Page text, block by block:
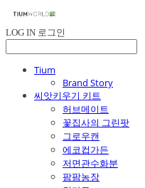
LOG IN 로그인
Tium
Brand Story
씨앗키우기 키트
허브메이트
꽃집사의 그린팟
그로우캔
에코컵가든
저면관수화분
팜팜농장